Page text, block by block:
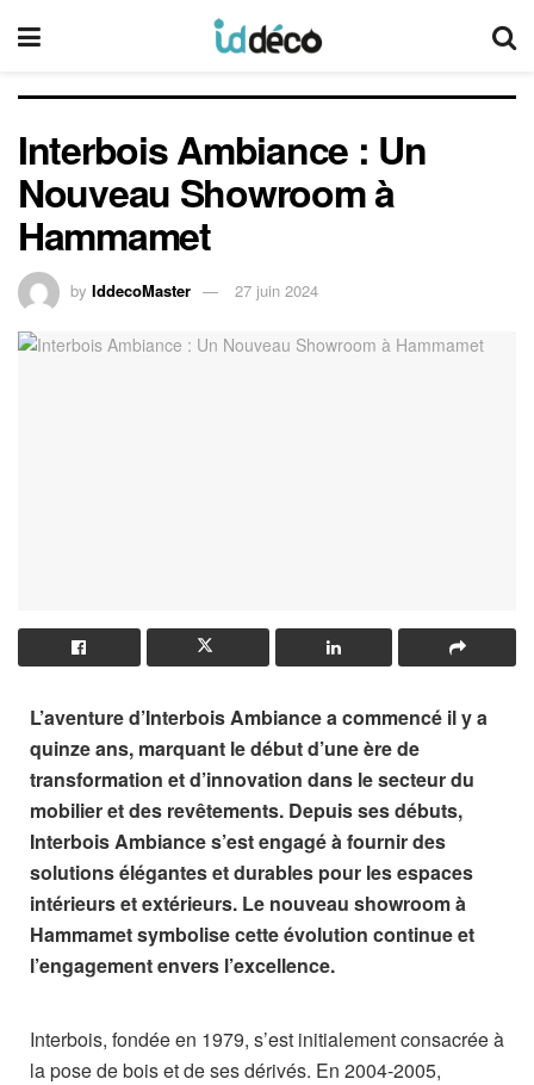
Interbois Ambiance : Un
Nouveau Showroom à
Hammamet
by IddecoMaster 27 juin 2024
L’aventure d’Interbois Ambiance a commencé il y a
quinze ans, marquant le début d’une ère de
transformation et d’innovation dans le secteur du
mobilier et des revêtements. Depuis ses débuts,
Interbois Ambiance s’est engagé à fournir des
solutions élégantes et durables pour les espaces
intérieurs et extérieurs. Le nouveau showroom à
Hammamet symbolise cette évolution continue et
l’engagement envers l’excellence.
Interbois, fondée en 1979, s’est initialement consacrée à
la pose de bois et de ses dérivés. En 2004-2005,